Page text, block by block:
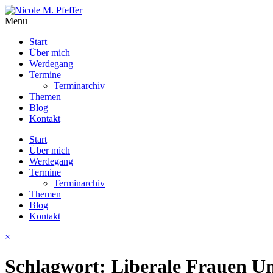
Menu
Start
Über mich
Werdegang
Termine
Terminarchiv
Themen
Blog
Kontakt
Start
Über mich
Werdegang
Termine
Terminarchiv
Themen
Blog
Kontakt
×
Schlagwort: Liberale Frauen